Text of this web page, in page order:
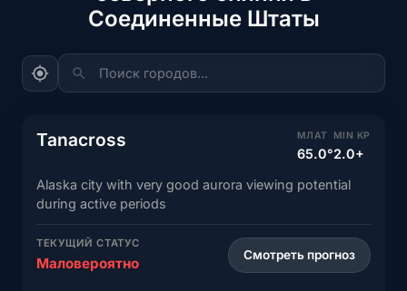
Соединенные Штаты
Поиск городов...
Tanacross МЛАТ
65.0°
MIN KP
2.0+
Alaska city with very good aurora viewing potential
during active periods
ТЕКУЩИЙ СТАТУС
Маловероятно Смотреть прогноз